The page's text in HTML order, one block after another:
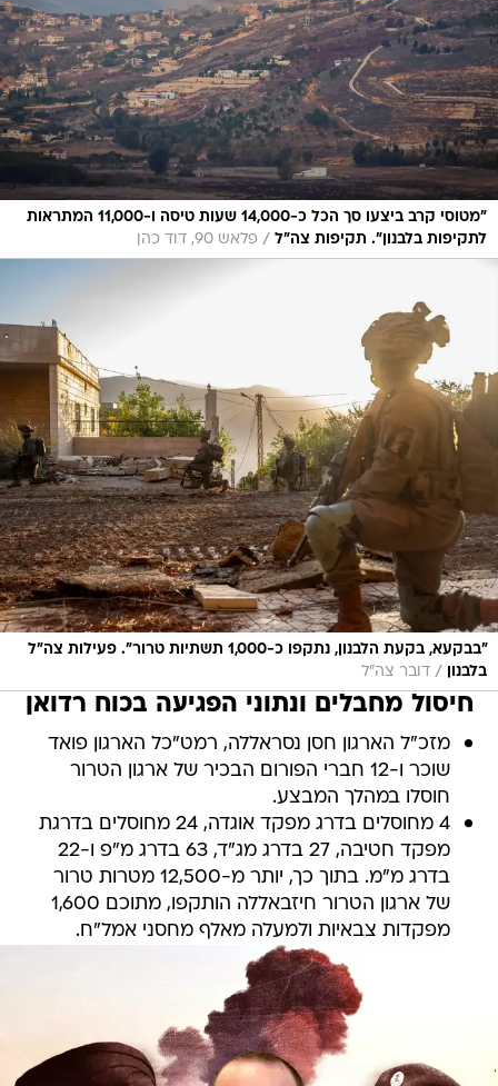
"מטוסי קרב ביצעו סך הכל כ-14,000 שעות טיסה ו-11,000 המתראות
לתקיפות בלבנון". תקיפות צה"ל / פלאש 90, דוד כהן
"בבקעא, בקעת הלבנון, נתקפו כ-1,000 תשתיות טרור". פעילות צה"ל
בלבנון
/ דובר צה"ל
חיסול מחבלים ונתוני הפגיעה בכוח רדואן
מזכ"ל הארגון חסן נסראללה, רמט"כל הארגון פואד
שוכר ו-12 חברי הפורום הבכיר של ארגון הטרור
חוסלו במהלך המבצע.
4 מחוסלים בדרג מפקד אוגדה, 24 מחוסלים בדרגת
מפקד חטיבה, 27 בדרג מג"ד, 63 בדרג מ"פ ו-22
בדרג מ"מ. בתוך כך, יותר מ-12,500 מטרות טרור
של ארגון הטרור חיזבאללה הותקפו, מתוכם 1,600
מפקדות צבאיות ולמעלה מאלף מחסני אמל"ח.